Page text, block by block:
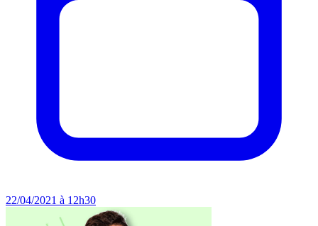
22/04/2021 à 12h30